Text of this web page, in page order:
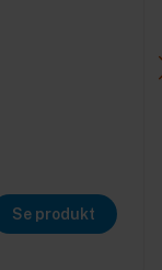
Se produkt